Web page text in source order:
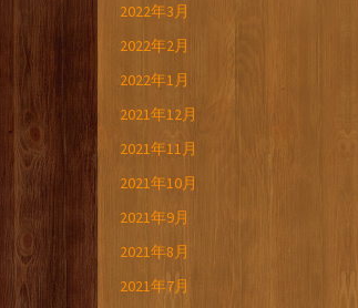
2022年3月
2022年2月
2022年1月
2021年12月
2021年11月
2021年10月
2021年9月
2021年8月
2021年7月